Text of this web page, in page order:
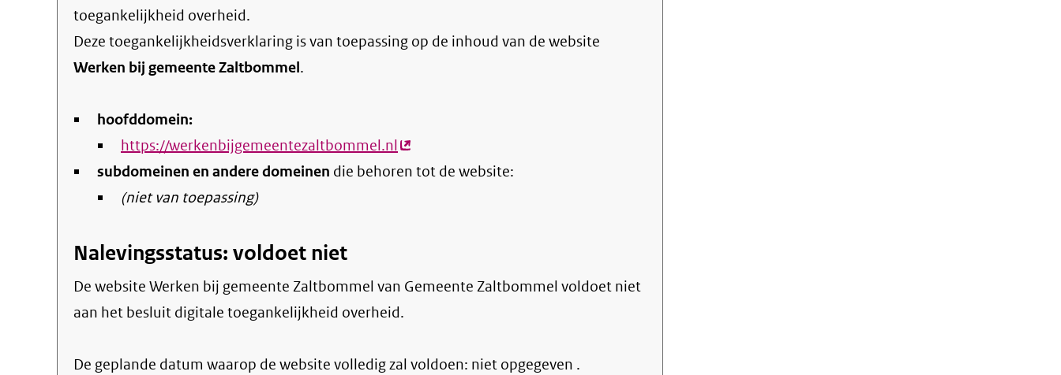
toegankelijkheid overheid.
Deze toegankelijkheidsverklaring is van toepassing op de inhoud van de website
Werken bij gemeente Zaltbommel.
hoofddomein:
https://werkenbijgemeentezaltbommel.nl(externe
link)
subdomeinen en andere domeinen die behoren tot de website:
(niet van toepassing)
Nalevingsstatus: voldoet niet
De website Werken bij gemeente Zaltbommel van Gemeente Zaltbommel voldoet niet
aan het besluit digitale toegankelijkheid overheid.
De geplande datum waarop de website volledig zal voldoen: niet opgegeven .